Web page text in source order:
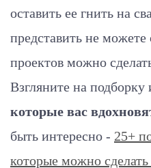
оставить ее гнить на
представить не
проектов можно
Взгляните на подборку
которые вас
быть интересно - 25+
которые можно